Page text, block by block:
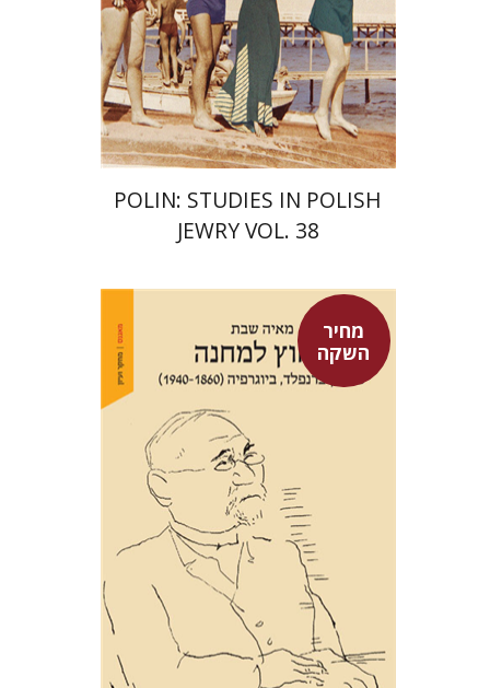
הנחת אתר ספר מודפס
$75
$68
POLIN: STUDIES IN POLISH
JEWRY VOL. 38
מחיר
השקה
מאיה שבת
מחיר השקה
$42
$29